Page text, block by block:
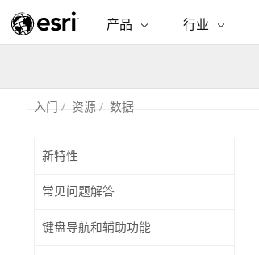
产品
ARCGIS
Esri 企业级地理空间平台
ArcGIS Pro
行业
行业
入门 资源 数据
新特性
常见问题解答
键盘导航和辅助功能